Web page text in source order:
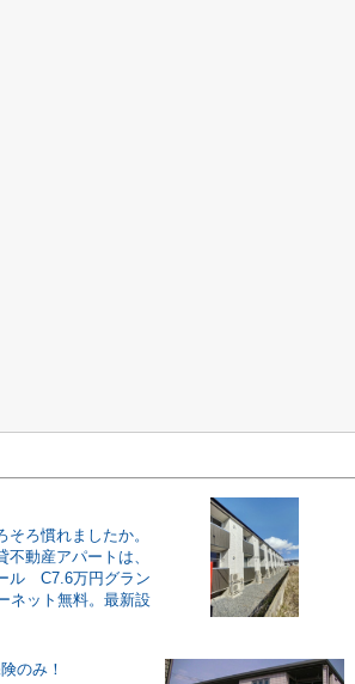
ろ慣れましたか。
動産アパートは、
ル C7.6万円グラン
ネット無料。最新設
のみ！